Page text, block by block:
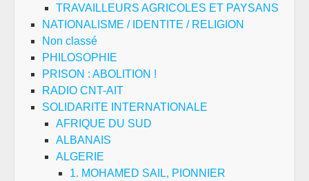
TRAVAILLEURS AGRICOLES ET PAYSANS
NATIONALISME / IDENTITE / RELIGION
Non classé
PHILOSOPHIE
PRISON : ABOLITION !
RADIO CNT-AIT
SOLIDARITE INTERNATIONALE
AFRIQUE DU SUD
ALBANAIS
ALGERIE
1. MOHAMED SAIL, PIONNIER